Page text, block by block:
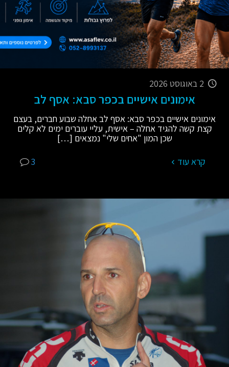
2 באוגוסט 2026
אימונים אישיים בכפר סבא: אסף לב
אימונים אישיים בכפר סבא: אסף לב אחלה שבוע חברים, בעצם
קצת קשה להגיד אחלה – אישית, עליי עוברים ימים לא קלים
שכן המון "אחים שלי" נמצאים […]
3
קרא עוד